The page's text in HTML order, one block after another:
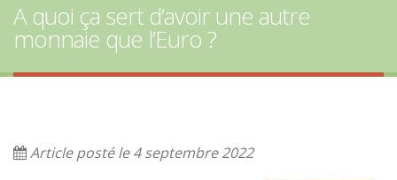
A quoi ça sert d’avoir une autre
monnaie que l’Euro ?
Article posté le 4 septembre 2022